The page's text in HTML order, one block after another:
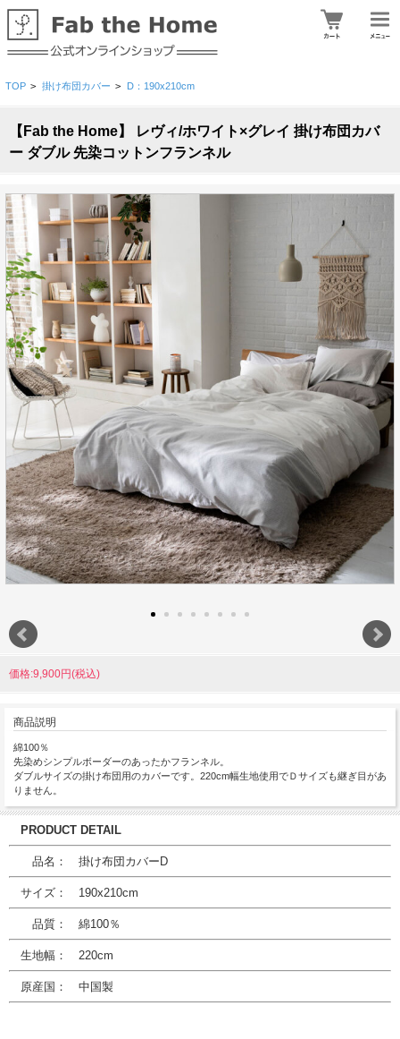
TOP > 掛け布団カバー > D：190x210cm
【Fab the Home】 レヴィ/ホワイト×グレイ 掛け布団カバ
ー ダブル 先染コットンフランネル
価格:9,900円(税込)
商品説明
綿100％
先染めシンプルボーダーのあったかフランネル。
ダブルサイズの掛け布団用のカバーです。220cm幅生地使用でＤサイズも継ぎ目があ
りません。
PRODUCT DETAIL
品名： 掛け布団カバーD
サイズ： 190x210cm
品質： 綿100％
生地幅： 220cm
原産国： 中国製